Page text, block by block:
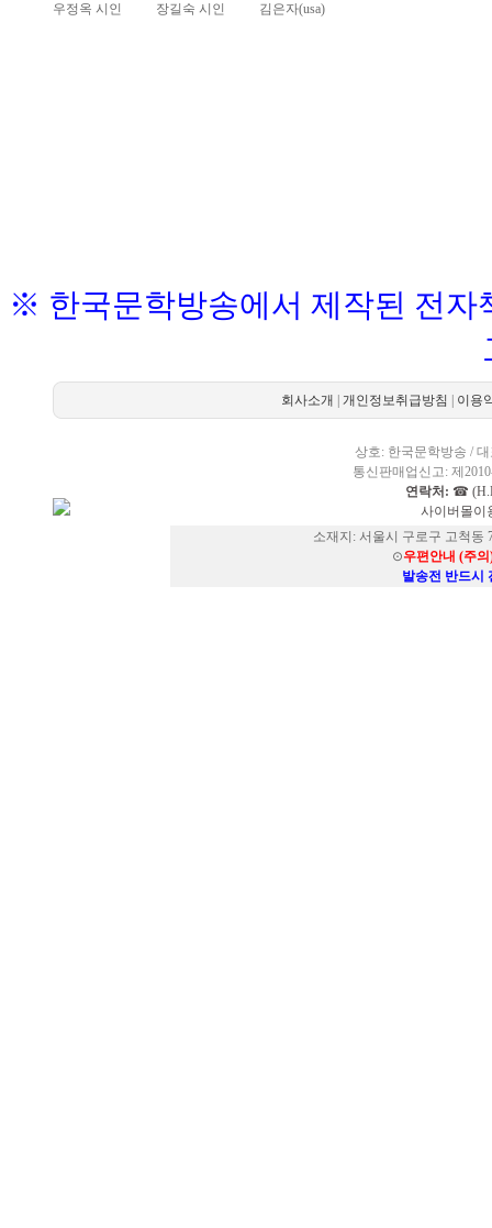
우정옥 시인 장길숙 시인 김은자(usa)
※ 한국문학방송에서 제작된 전자
회사소개 개인정보취급방침 이용
상호: 한국문학방송 /
통신판매업신고: 제
연락처: ☎
사이버몰이
소재지: 서울시 구로구 고척동
⊙우편안내 (주
발송전 반드시